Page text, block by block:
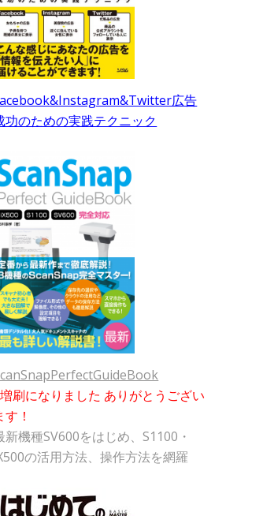
広告
功のための実践テクニック
刷になりました ありがとうござい
す！
新機種SV600をはじめ、S1100・
の活用方法、操作方法を網羅